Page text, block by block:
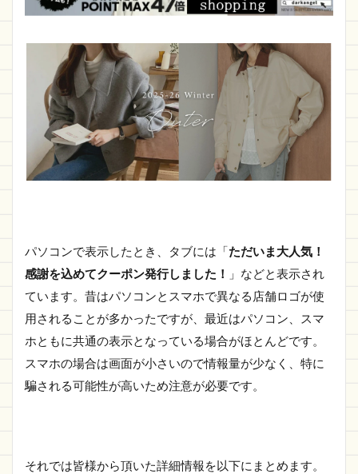
パソコンで表示したとき、タブには「ただいま大人気！
感謝を込めてクーポン発行しました！
」などと表示され
ています。昔はパソコンとスマホで異なる店舗ロゴが使
用されることが多かったですが、最近はパソコン、スマ
ホともに共通の表示となっている場合がほとんどです。
スマホの場合は画面が小さいので情報量が少なく、特に
騙される可能性が高いため注意が必要です。
それでは皆様から頂いた詳細情報を以下にまとめます。